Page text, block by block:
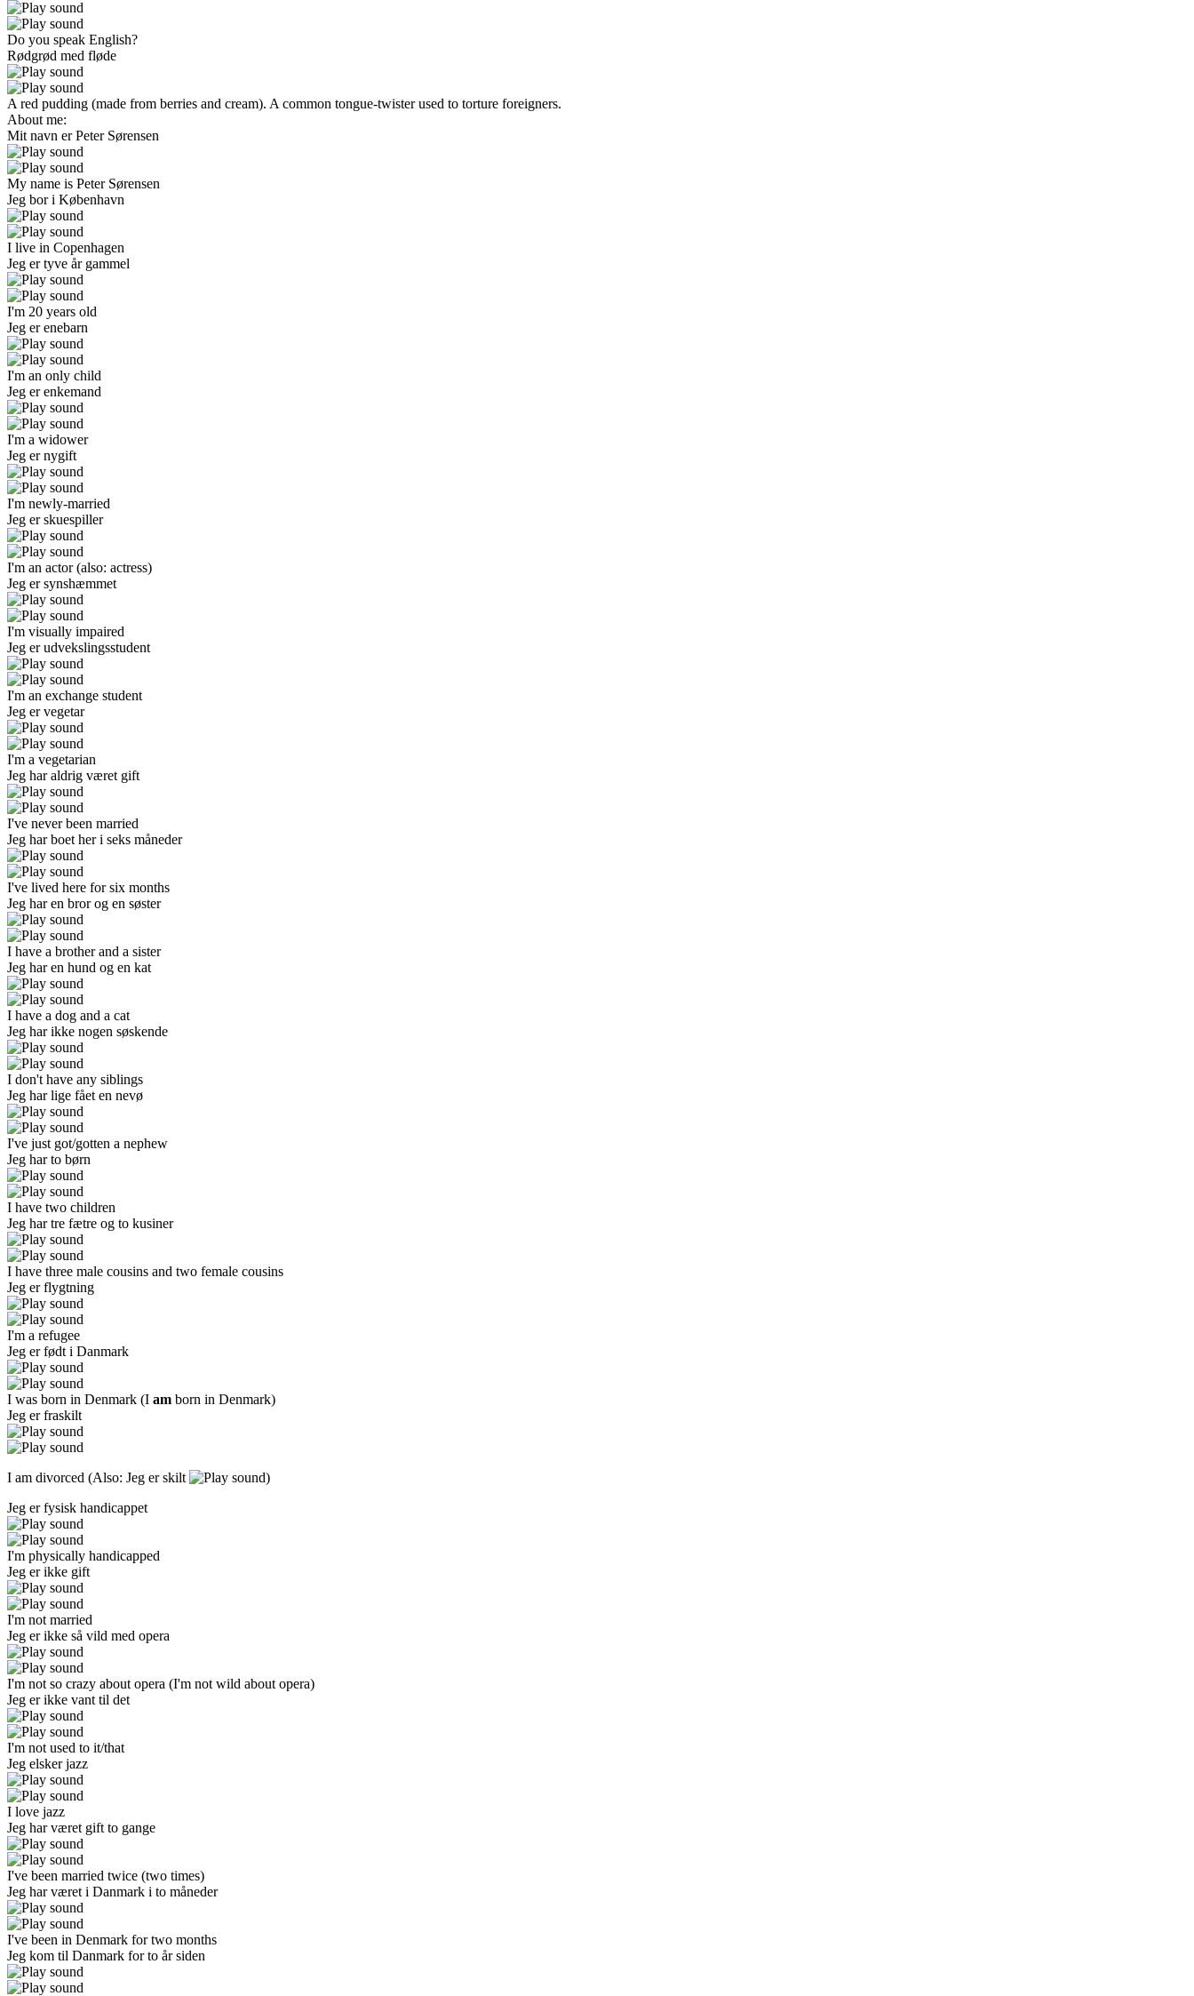
Do you speak English?
Rødgrød med fløde
A red pudding (made from berries and cream). A common tongue-twister used to torture foreigners.
About me:
Mit navn er Peter Sørensen
My name is Peter Sørensen
Jeg bor i København
I live in Copenhagen
Jeg er tyve årgammel
I'm 20 years old
Jeg erenebarn
I'm an only child
Jeg er enkemand
I'm a widower
Jeg er nygift
I'm newly-married
Jeg er skuespiller
I'm an actor(also: actress)
Jeg er synshæmmet
I'm visually impaired
Jeg er udvekslingsstudent
I'm an exchange student
Jeg er vegetar
I'm a vegetarian
Jeg har aldrig været gift
I've never been married
Jeg har boet her i seks måneder
I've lived here for six months
Jeg har en bror og en søster
I have a brother and a sister
Jeg har en hund og en kat
I have a dog and a cat
Jeg har ikke nogen søskende
I don't have any siblings
Jeg har lige fået en nevø
I've just got/gotten a nephew
Jeg har to børn
I have two children
Jeg har tre fætre og to kusiner
I have three male cousins and two female cousins
Jeg er flygtning
I'm a refugee
Jeg er født i Danmark
I was born in Denmark (I am born in Denmark)
Jeg er fraskilt
I am divorced (Also: Jeg er skilt
)
Jeg er fysisk handicappet
I'm physically handicapped
Jeg er ikke gift
I'm not married
Jeg er ikke så vild med opera
I'm not so crazy about opera (I'm not wild about opera)
Jeg er ikke vant til det
I'm not used to it/that
Jeg elsker jazz
I love jazz
Jeg har været gift to gange
I've been married twice (two times)
Jeg har været i Danmark i to måneder
I've been in Denmark for two months
Jeg kom til Danmark for to årsiden